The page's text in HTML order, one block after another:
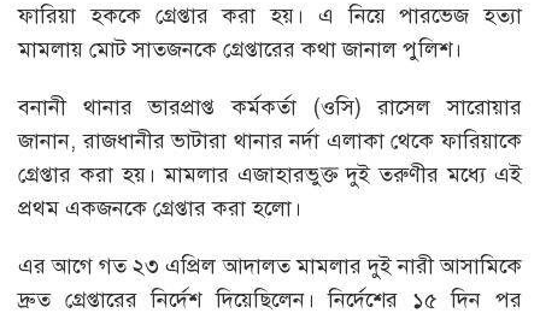
ফারিয়া হককে গ্রেপ্তার করা হয়। এ নিয়ে পারভেজ হত্যা
মামলায় মোট সাতজনকে গ্রেপ্তারের কথা জানাল পুলিশ।
বনানী থানার ভারপ্রাপ্ত কর্মকর্তা (ওসি) রাসেল সারোয়ার
জানান, রাজধানীর ভাটারা থানার নর্দা এলাকা থেকে ফারিয়াকে
গ্রেপ্তার করা হয়। মামলার এজাহারভুক্ত দুই তরুণীর মধ্যে এই
প্রথম একজনকে গ্রেপ্তার করা হলো।
এর আগে গত ২৩ এপ্রিল আদালত মামলার দুই নারী আসামিকে
দ্রুত গ্রেপ্তারের নির্দেশ দিয়েছিলেন। নির্দেশের ১৫ দিন পর